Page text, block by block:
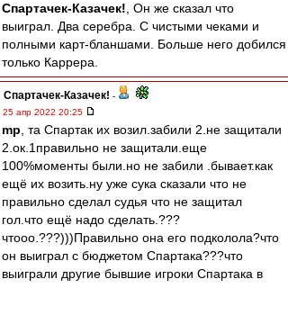
Спартачек-Казачек! , Он же сказал что
выиграл. Два серебра. С чистыми чеками и
полными карт-бланшами. Больше него добился
только Каррера.
Спартачек-Казачек! -
25 апр 2022 20:25
mp , та Спартак их возил.забили 2.не защитали
2.ок.1правильно не защитали.еще
100%моменты были.но не забили .бывает.как
ещё их возить.ну уже сука сказали что не
правильно сделал судья что не защитал
гол.что ещё надо сделать.???
чтооо.???)))Правильно она его подколола?что
он выиграл с бюджетом Спартака???что
выиграли другие бывшие игроки Спартака в